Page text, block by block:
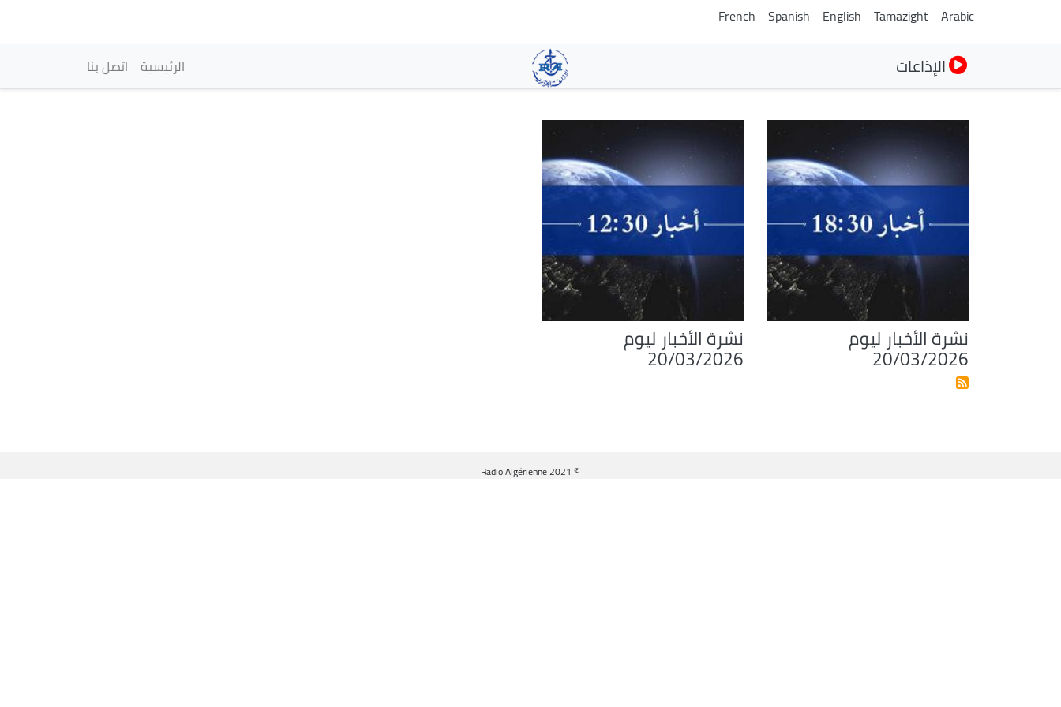
Arabic
Tamazight
English
Spanish
French
الإذاعات principale
الرئيسية اتصل بنا
نشرة الأخبار ليوم
20/03/2026
نشرة الأخبار ليوم
20/03/2026
© Radio Algérienne 2021